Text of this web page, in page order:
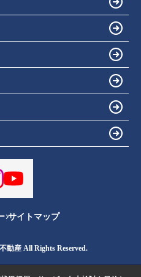
サイトマップ
動産 All Rights Reserved.